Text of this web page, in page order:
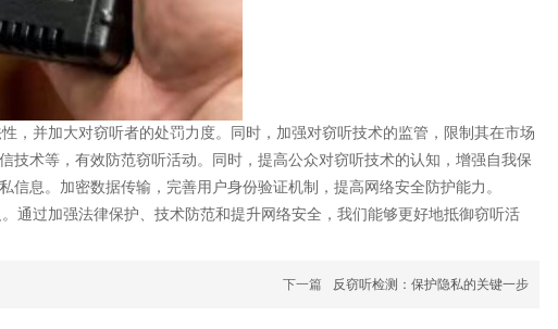
，并加大对窃听者的处罚力度。同时，加强对窃听技术的监管，限制其在市场
技术等，有效防范窃听活动。同时，提高公众对窃听技术的认知，增强自我保
息。加密数据传输，完善用户身份验证机制，提高网络安全防护能力。
通过加强法律保护、技术防范和提升网络安全，我们能够更好地抵御窃听活
下一篇 反窃听检测：保护隐私的关键一步